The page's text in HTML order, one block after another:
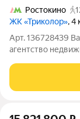
Ростокино
ЖК «Триколор», 4
Арт. 136728439
агентство
предлагаются
ремонтом и очень